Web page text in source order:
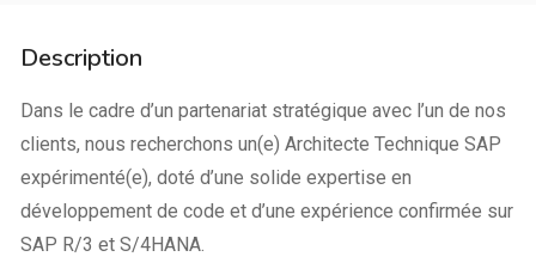
Description
Dans le cadre d’un partenariat stratégique avec l’un de nos
clients, nous recherchons un(e) Architecte Technique SAP
expérimenté(e), doté d’une solide expertise en
développement de code et d’une expérience confirmée sur
SAP R/3 et S/4HANA.